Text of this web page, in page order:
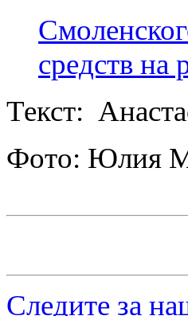
средств на
Текст:
Фото: Юлия
Следите за